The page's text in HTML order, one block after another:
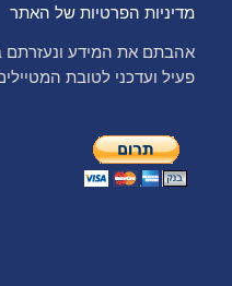
מדיניות הפרטיות של האתר
אהבתם את המידע ונעזרתם
פעיל ועדכני לטובת